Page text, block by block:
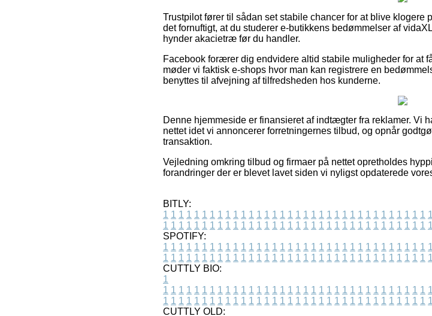
Trustpilot fører til sådan set stabile chancer for at blive
det fornuftigt, at du studerer e-butikkens bedømmelser af
hynder akacietræ før du handler.
Facebook forærer dig endvidere altid stabile muligheder for at
møder vi faktisk e-shops hvor man kan registrere en
benyttes til afvejning af tilfredsheden hos kunderne.
Denne hjemmeside er finansieret af indtægter fra reklamer. Vi
nettet idet vi annoncerer forretningernes tilbud, og opnår
transaktion.
Vejledning omkring tilbud og firmaer på nettet opretholdes
forandringer der er blevet lavet siden vi nyligst opdaterede
BITLY:
1 1 1 1 1 1 1 1 1 1 1 1 1 1 1 1 1 1 1 1 1 1 1 1 1 1 1 1 1 1 1 1 1 1 1
1 1 1 1 1 1 1 1 1 1 1 1 1 1 1 1 1 1 1 1 1 1 1 1 1 1 1 1 1 1 1 1 1 1 1
SPOTIFY:
1 1 1 1 1 1 1 1 1 1 1 1 1 1 1 1 1 1 1 1 1 1 1 1 1 1 1 1 1 1 1 1 1 1 1
1 1 1 1 1 1 1 1 1 1 1 1 1 1 1 1 1 1 1 1 1 1 1 1 1 1 1 1 1 1 1 1 1 1 1
CUTTLY BIO:
1
1 1 1 1 1 1 1 1 1 1 1 1 1 1 1 1 1 1 1 1 1 1 1 1 1 1 1 1 1 1 1 1 1 1 1
1 1 1 1 1 1 1 1 1 1 1 1 1 1 1 1 1 1 1 1 1 1 1 1 1 1 1 1 1 1 1 1 1 1 1
CUTTLY OLD: